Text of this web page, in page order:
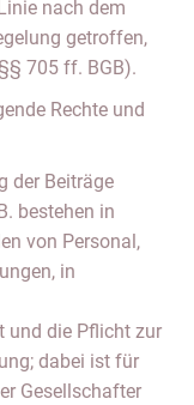
nach dem
getroffen,
705 ff. BGB).
Rechte und
der Beiträge
bestehen in
von Personal,
in
und die Pflicht zur
dabei ist für
Gesellschafter